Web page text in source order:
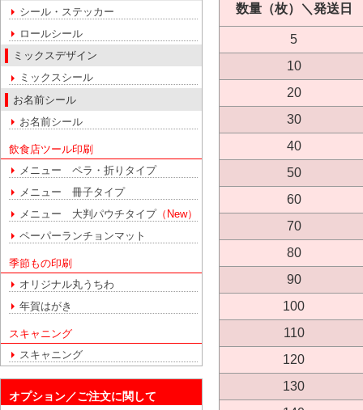
シール・ステッカー
ロールシール
ミックスデザイン
ミックスシール
お名前シール
お名前シール
飲食店ツール印刷
メニュー ペラ・折りタイプ
メニュー 冊子タイプ
メニュー 大判パウチタイプ（New）
ペーパーランチョンマット
季節もの印刷
オリジナル丸うちわ
年賀はがき
スキャニング
スキャニング
オプション／ご注文に関して
数量（枚）＼発送日
5
10
20
30
40
50
60
70
80
90
100
110
120
130